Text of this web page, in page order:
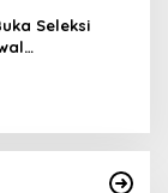
Seleksi